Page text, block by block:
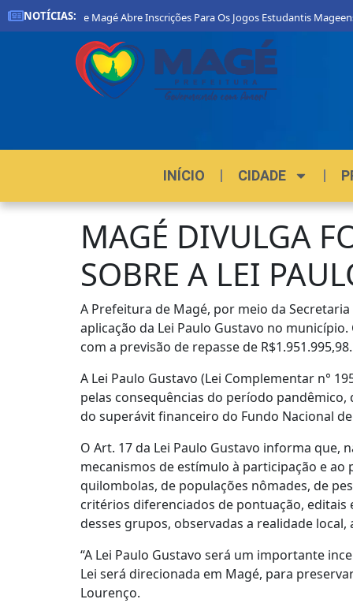
NOTÍCIAS:
Prefeitura De Magé Abre Inscrições Para Os Jogos Estudantis Mageenses
INÍCIO CIDADE
MAGÉ DIVULGA
SOBRE A LEI
A Prefeitura de Magé, por meio da
aplicação da Lei Paulo Gustavo no
com a previsão de repasse de R$1.951.995,98.
A Lei Paulo Gustavo (Lei Complementar n°
pelas consequências do período
do superávit financeiro do Fundo Nacional
O Art. 17 da Lei Paulo Gustavo informa que,
mecanismos de estímulo à participação e
quilombolas, de populações nômades, de
critérios diferenciados de pontuação,
desses grupos, observadas a realidade
“A Lei Paulo Gustavo será um importante
Lei será direcionada em Magé, para
Lourenço.